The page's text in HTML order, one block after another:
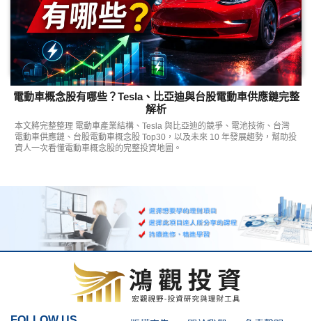
電動車概念股有哪些？Tesla、比亞迪與台股電動車供應鏈完整
解析
本文將完整整理 電動車產業結構、Tesla 與比亞迪的競爭、電池技術、台灣
電動車供應鏈、台股電動車概念股 Top30，以及未來 10 年發展趨勢，幫助投
資人一次看懂電動車概念股的完整投資地圖。